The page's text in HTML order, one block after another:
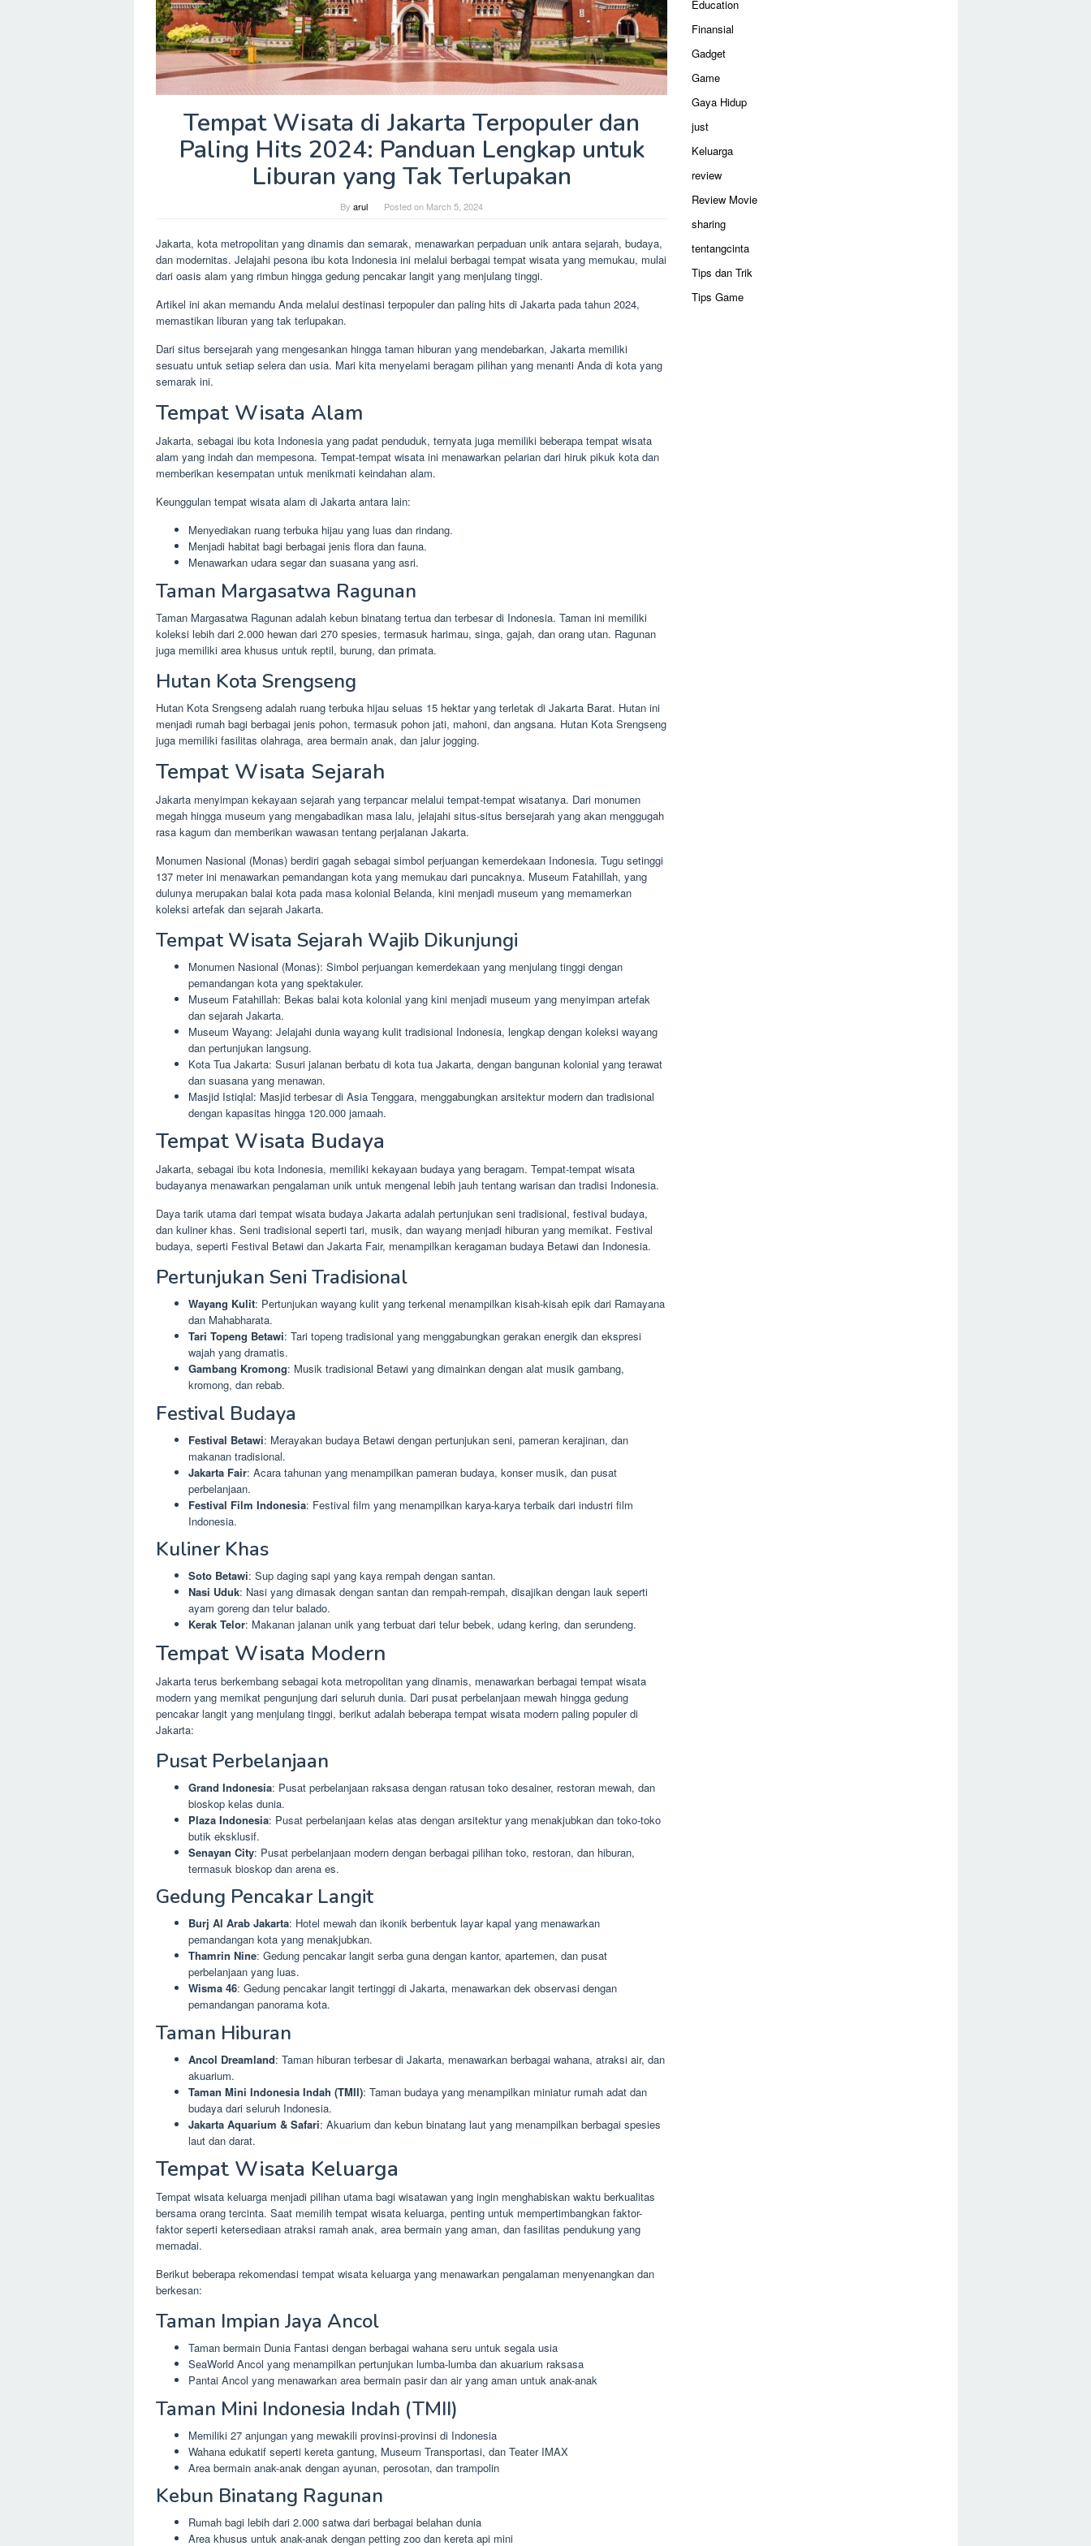
Tempat Wisata di Jakarta Terpopuler dan
Paling Hits 2024: Panduan Lengkap untuk
Liburan yang Tak Terlupakan
By arul Posted on March 5, 2024
Jakarta, kota metropolitan yang dinamis dan semarak, menawarkan perpaduan unik antara sejarah, budaya,
dan modernitas. Jelajahi pesona ibu kota Indonesia ini melalui berbagai tempat wisata yang memukau, mulai
dari oasis alam yang rimbun hingga gedung pencakar langit yang menjulang tinggi.
Artikel ini akan memandu Anda melalui destinasi terpopuler dan paling hits di Jakarta pada tahun 2024,
memastikan liburan yang tak terlupakan.
Dari situs bersejarah yang mengesankan hingga taman hiburan yang mendebarkan, Jakarta memiliki
sesuatu untuk setiap selera dan usia. Mari kita menyelami beragam pilihan yang menanti Anda di kota yang
semarak ini.
Tempat Wisata Alam
Jakarta, sebagai ibu kota Indonesia yang padat penduduk, ternyata juga memiliki beberapa tempat wisata
alam yang indah dan mempesona. Tempat-tempat wisata ini menawarkan pelarian dari hiruk pikuk kota dan
memberikan kesempatan untuk menikmati keindahan alam.
Keunggulan tempat wisata alam di Jakarta antara lain:
Menyediakan ruang terbuka hijau yang luas dan rindang.
Menjadi habitat bagi berbagai jenis flora dan fauna.
Menawarkan udara segar dan suasana yang asri.
Taman Margasatwa Ragunan
Taman Margasatwa Ragunan adalah kebun binatang tertua dan terbesar di Indonesia. Taman ini memiliki
koleksi lebih dari 2.000 hewan dari 270 spesies, termasuk harimau, singa, gajah, dan orang utan. Ragunan
juga memiliki area khusus untuk reptil, burung, dan primata.
Hutan Kota Srengseng
Hutan Kota Srengseng adalah ruang terbuka hijau seluas 15 hektar yang terletak di Jakarta Barat. Hutan ini
menjadi rumah bagi berbagai jenis pohon, termasuk pohon jati, mahoni, dan angsana. Hutan Kota Srengseng
juga memiliki fasilitas olahraga, area bermain anak, dan jalur jogging.
Tempat Wisata Sejarah
Jakarta menyimpan kekayaan sejarah yang terpancar melalui tempat-tempat wisatanya. Dari monumen
megah hingga museum yang mengabadikan masa lalu, jelajahi situs-situs bersejarah yang akan menggugah
rasa kagum dan memberikan wawasan tentang perjalanan Jakarta.
Monumen Nasional (Monas) berdiri gagah sebagai simbol perjuangan kemerdekaan Indonesia. Tugu setinggi
137 meter ini menawarkan pemandangan kota yang memukau dari puncaknya. Museum Fatahillah, yang
dulunya merupakan balai kota pada masa kolonial Belanda, kini menjadi museum yang memamerkan
koleksi artefak dan sejarah Jakarta.
Tempat Wisata Sejarah Wajib Dikunjungi
Monumen Nasional (Monas): Simbol perjuangan kemerdekaan yang menjulang tinggi dengan
pemandangan kota yang spektakuler.
Museum Fatahillah: Bekas balai kota kolonial yang kini menjadi museum yang menyimpan artefak
dan sejarah Jakarta.
Museum Wayang: Jelajahi dunia wayang kulit tradisional Indonesia, lengkap dengan koleksi wayang
dan pertunjukan langsung.
Kota Tua Jakarta: Susuri jalanan berbatu di kota tua Jakarta, dengan bangunan kolonial yang terawat
dan suasana yang menawan.
Masjid Istiqlal: Masjid terbesar di Asia Tenggara, menggabungkan arsitektur modern dan tradisional
dengan kapasitas hingga 120.000 jamaah.
Tempat Wisata Budaya
Jakarta, sebagai ibu kota Indonesia, memiliki kekayaan budaya yang beragam. Tempat-tempat wisata
budayanya menawarkan pengalaman unik untuk mengenal lebih jauh tentang warisan dan tradisi Indonesia.
Daya tarik utama dari tempat wisata budaya Jakarta adalah pertunjukan seni tradisional, festival budaya,
dan kuliner khas. Seni tradisional seperti tari, musik, dan wayang menjadi hiburan yang memikat. Festival
budaya, seperti Festival Betawi dan Jakarta Fair, menampilkan keragaman budaya Betawi dan Indonesia.
Pertunjukan Seni Tradisional
Wayang Kulit: Pertunjukan wayang kulit yang terkenal menampilkan kisah-kisah epik dari Ramayana
dan Mahabharata.
Tari Topeng Betawi: Tari topeng tradisional yang menggabungkan gerakan energik dan ekspresi
wajah yang dramatis.
Gambang Kromong: Musik tradisional Betawi yang dimainkan dengan alat musik gambang,
kromong, dan rebab.
Festival Budaya
Festival Betawi: Merayakan budaya Betawi dengan pertunjukan seni, pameran kerajinan, dan
makanan tradisional.
Jakarta Fair: Acara tahunan yang menampilkan pameran budaya, konser musik, dan pusat
perbelanjaan.
Festival Film Indonesia: Festival film yang menampilkan karya-karya terbaik dari industri film
Indonesia.
Kuliner Khas
Soto Betawi: Sup daging sapi yang kaya rempah dengan santan.
Nasi Uduk: Nasi yang dimasak dengan santan dan rempah-rempah, disajikan dengan lauk seperti
ayam goreng dan telur balado.
Kerak Telor: Makanan jalanan unik yang terbuat dari telur bebek, udang kering, dan serundeng.
Tempat Wisata Modern
Jakarta terus berkembang sebagai kota metropolitan yang dinamis, menawarkan berbagai tempat wisata
modern yang memikat pengunjung dari seluruh dunia. Dari pusat perbelanjaan mewah hingga gedung
pencakar langit yang menjulang tinggi, berikut adalah beberapa tempat wisata modern paling populer di
Jakarta:
Pusat Perbelanjaan
Grand Indonesia: Pusat perbelanjaan raksasa dengan ratusan toko desainer, restoran mewah, dan
bioskop kelas dunia.
Plaza Indonesia: Pusat perbelanjaan kelas atas dengan arsitektur yang menakjubkan dan toko-toko
butik eksklusif.
Senayan City: Pusat perbelanjaan modern dengan berbagai pilihan toko, restoran, dan hiburan,
termasuk bioskop dan arena es.
Gedung Pencakar Langit
Burj Al Arab Jakarta: Hotel mewah dan ikonik berbentuk layar kapal yang menawarkan
pemandangan kota yang menakjubkan.
Thamrin Nine: Gedung pencakar langit serba guna dengan kantor, apartemen, dan pusat
perbelanjaan yang luas.
Wisma 46: Gedung pencakar langit tertinggi di Jakarta, menawarkan dek observasi dengan
pemandangan panorama kota.
Taman Hiburan
Ancol Dreamland: Taman hiburan terbesar di Jakarta, menawarkan berbagai wahana, atraksi air, dan
akuarium.
Taman Mini Indonesia Indah (TMII): Taman budaya yang menampilkan miniatur rumah adat dan
budaya dari seluruh Indonesia.
Jakarta Aquarium & Safari: Akuarium dan kebun binatang laut yang menampilkan berbagai spesies
laut dan darat.
Tempat Wisata Keluarga
Tempat wisata keluarga menjadi pilihan utama bagi wisatawan yang ingin menghabiskan waktu berkualitas
bersama orang tercinta. Saat memilih tempat wisata keluarga, penting untuk mempertimbangkan faktor-
faktor seperti ketersediaan atraksi ramah anak, area bermain yang aman, dan fasilitas pendukung yang
memadai.
Berikut beberapa rekomendasi tempat wisata keluarga yang menawarkan pengalaman menyenangkan dan
berkesan:
Taman Impian Jaya Ancol
Taman bermain Dunia Fantasi dengan berbagai wahana seru untuk segala usia
SeaWorld Ancol yang menampilkan pertunjukan lumba-lumba dan akuarium raksasa
Pantai Ancol yang menawarkan area bermain pasir dan air yang aman untuk anak-anak
Taman Mini Indonesia Indah (TMII)
Memiliki 27 anjungan yang mewakili provinsi-provinsi di Indonesia
Wahana edukatif seperti kereta gantung, Museum Transportasi, dan Teater IMAX
Area bermain anak-anak dengan ayunan, perosotan, dan trampolin
Kebun Binatang Ragunan
Rumah bagi lebih dari 2.000 satwa dari berbagai belahan dunia
Area khusus untuk anak-anak dengan petting zoo dan kereta api mini
Education
Finansial
Gadget
Game
Gaya Hidup
just
Keluarga
review
Review Movie
sharing
tentangcinta
Tips dan Trik
Tips Game